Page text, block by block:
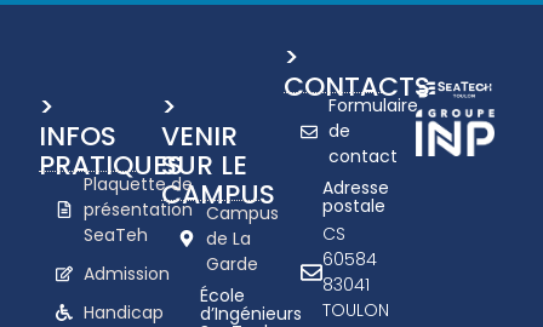
>
CONTACTS
Formulaire
de
contact
Adresse
postale
CS
60584
83041
TOULON
>
VENIR
SUR LE
CAMPUS
Campus
de La
Garde
École
d’Ingénieurs
>
INFOS
PRATIQUES
Plaquette de
présentation
SeaTeh
Admission
Handicap